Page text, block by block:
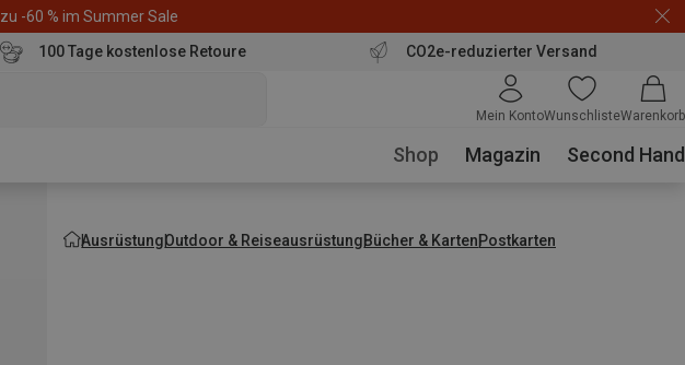
-60 % im Summer Sale
100 Tage kostenlose Retoure CO2e-reduzierter Versand
Mein KontoWunschlisteWarenkorb
Shop Magazin Second Hand
AusrüstungOutdoor & ReiseausrüstungBücher & KartenPostkarten